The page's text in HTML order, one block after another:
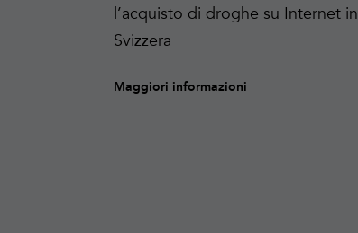
l’acquisto di droghe su Internet in
Svizzera
Maggiori informazioni